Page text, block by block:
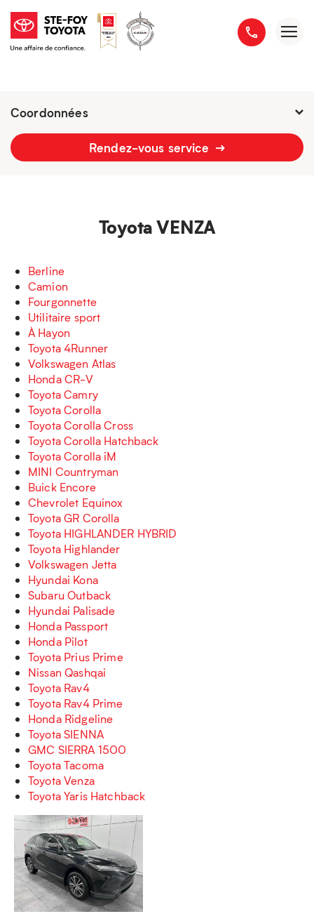
Coordonnées
Fermé : samedi-
Rendez-vous service
Toyota VENZA
Berline
Camion
Fourgonnette
Utilitaire sport
À Hayon
Toyota 4Runner
Volkswagen Atlas
Honda CR-V
Toyota Camry
Toyota Corolla
Toyota Corolla Cross
Toyota Corolla Hatchback
Toyota Corolla iM
MINI Countryman
Buick Encore
Chevrolet Equinox
Toyota GR Corolla
Toyota HIGHLANDER HYBRID
Toyota Highlander
Volkswagen Jetta
Hyundai Kona
Subaru Outback
Hyundai Palisade
Honda Passport
Honda Pilot
Toyota Prius Prime
Nissan Qashqai
Toyota Rav4
Toyota Rav4 Prime
Honda Ridgeline
Toyota SIENNA
GMC SIERRA 1500
Toyota Tacoma
Toyota Venza
Toyota Yaris Hatchback